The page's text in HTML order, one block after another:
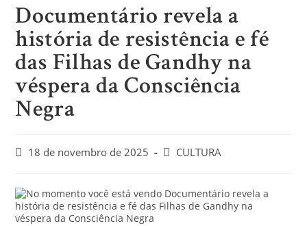
Documentário revela a
história de resistência e fé
das Filhas de Gandhy na
véspera da Consciência
Negra
18 de novembro de 2025 CULTURA